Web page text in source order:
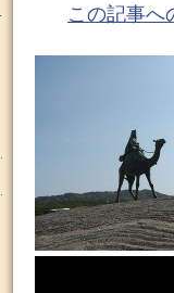
この記事へ